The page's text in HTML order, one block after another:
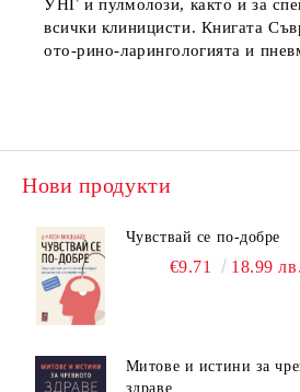
УНГ и пулмолози, както и за
всички клиницисти. Книгата
ото-рино-ларингологията и
Нови продукти
Чувствай се по-добре
€9.71 18.99 лв.
Митове и истини за
здраве